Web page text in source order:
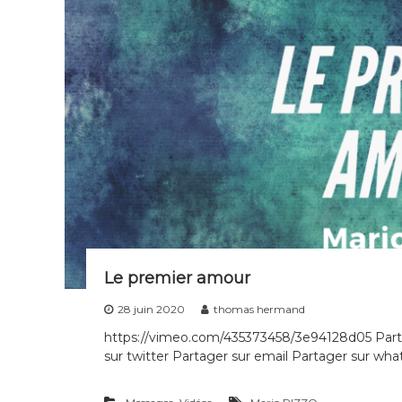
s
d
i
s
c
i
p
l
e
d
e
t
e
s
l
Le premier amour
28 juin 2020 thomas hermand
https://vimeo.com/435373458/3e94128d05
sur twitter Partager sur email Partager sur